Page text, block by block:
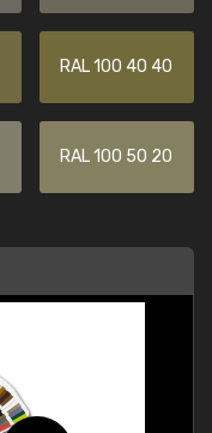
RAL 100 40 40
RAL 100 50 20